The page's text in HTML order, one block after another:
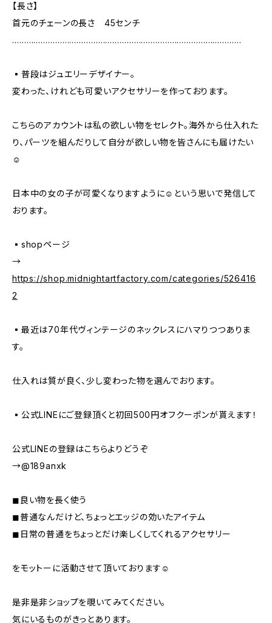
【長さ】
首元のチェーンの長さ 45センチ
……………………………………………………………………………………
▪️普段はジュエリーデザイナー。
変わった、けれども可愛いアクセサリーを作っております。
こちらのアカウントは私の欲しい物をセレクト。海外から仕入れた
り、パーツを組んだりして自分が欲しい物を皆さんにも届けたい
☺︎
日本中の女の子が可愛くなりますように☺︎という思いで発信して
おります。
▪️shopページ
→
https://shop.midnightartfactory.com/categories/526416
2
▪️最近は70年代ヴィンテージのネックレスにハマりつつありま
す。
仕入れは質が良く、少し変わった物を選んでおります。
▪️公式LINEにご登録頂くと初回500円オフクーポンが貰えます！
公式LINEの登録はこちらよりどうぞ
→@189anxk
◼︎良い物を長く使う
◼︎普通なんだけど、ちょっとエッジの効いたアイテム
◼︎日常の普通をちょっとだけ楽しくしてくれるアクセサリー
をモットーに活動させて頂いております☺️
是非是非ショップを覗いてみてください。
気にいるものがきっとあります。